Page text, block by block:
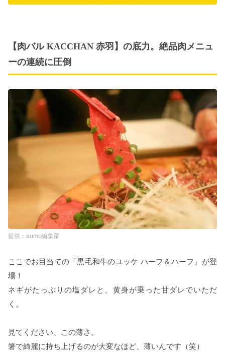
【肉バル KACCHAN 赤羽】の底力。絶品肉メニュ
ーの連続に圧倒
aumo編集部
ここでお目当ての「黒毛和牛のユッケ ハーフ＆ハーフ」が登
場！
ネギがたっぷりの塩ダレと、黄身が乗った甘ダレでいただ
く。
見てください、この薄さ。
箸で綺麗に持ち上げるのが大変なほど、薄いんです（笑）